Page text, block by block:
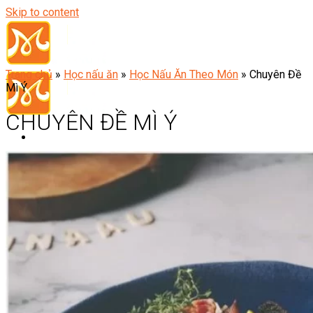
Skip to content
Đầu Bếp
Bếp Trưởng Điều Hành
Nghiệp Vụ Bếp Trưởng
Nghiệp Vụ Bếp Quốc Tế
Nghiệp Vụ Bếp Trưởng Bếp Việt
Nghiệp Vụ Bếp Trưởng Bếp Âu
Nghiệp Vụ Bếp Trưởng Bếp Á
Nghiệp Vụ Bếp Trưởng Bếp Hoa
Nghiệp Vụ Bếp Hàn
Nghiệp Vụ Bếp Thái
Nghiệp Vụ Bếp Chay
Trang chủ » Học nấu ăn » Học Nấu Ăn Theo Món » Chuyên Đề
Mì Ý
CHUYÊN ĐỀ MÌ Ý